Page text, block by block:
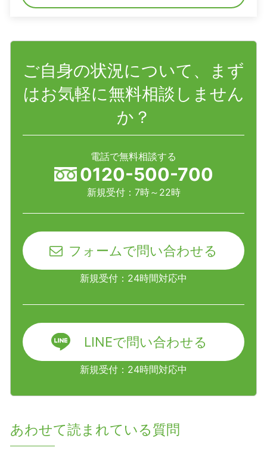
ご自身の状況について、まず
はお気軽に無料相談しません
か？
電話で無料相談する
0120-500-700
新規受付：7時～22時
フォームで問い合わせる
新規受付：24時間対応中
LINEで問い合わせる
新規受付：24時間対応中
あわせて読まれている質問